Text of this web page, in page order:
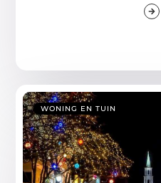
WONING EN TUIN